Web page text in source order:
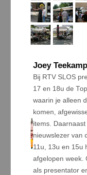
Joey Teekamp
Bij RTV SLOS
17 en 18u de
waarin je alleen
komen,
items.
nieuwslezer van
11u, 13u en 15u
afgelopen week.
als presentator